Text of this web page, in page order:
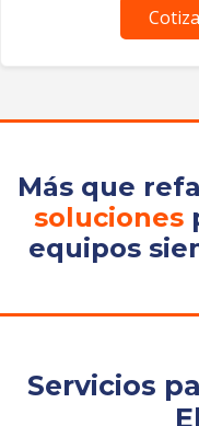
Más que
soluciones
equipos
Servicios